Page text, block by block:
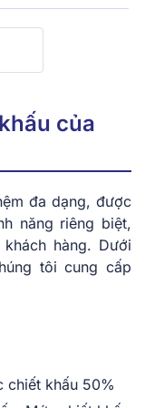
của
đa dạng, được
năng riêng biệt,
hàng. Dưới
tôi cung cấp
chiết khấu 50%